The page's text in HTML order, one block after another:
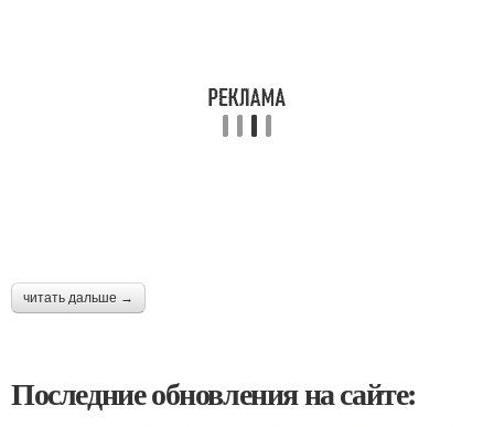
читать дальше →
Последние обновления на сайте: